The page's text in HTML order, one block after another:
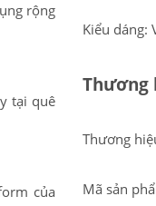
rộng
tại quê
của
Kiểu dáng:
Thương
Thương
Mã sản